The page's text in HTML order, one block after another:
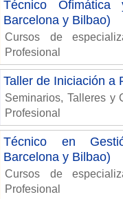
Técnico
Barcelona y Bilbao)
Cursos de
Profesional
Taller de Iniciación a
Seminarios, Talleres y
Profesional
Técnico en
Barcelona y Bilbao)
Cursos de
Profesional